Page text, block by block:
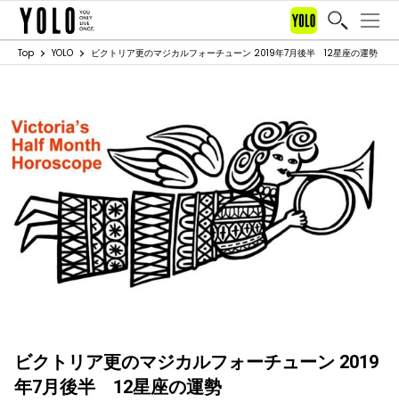
Top YOLO ビクトリア更のマジカルフォーチューン 2019年7月後半 12星座の運勢
ビクトリア更のマジカルフォーチューン 2019
年7月後半 12星座の運勢